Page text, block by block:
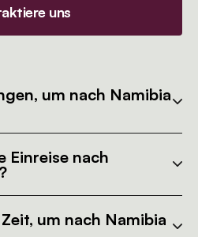
uns
um nach Namibia
Einreise nach
um nach Namibia